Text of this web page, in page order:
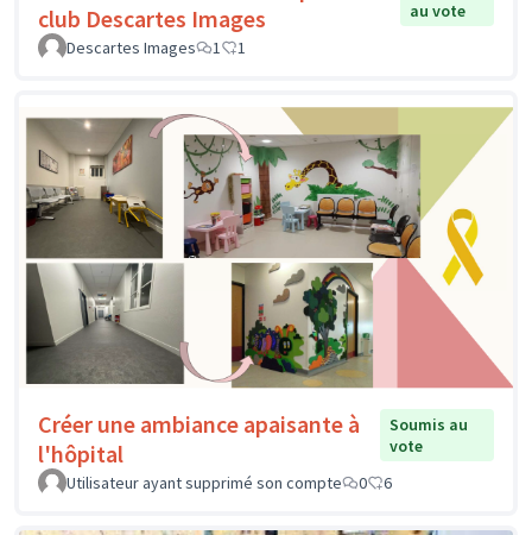
club Descartes Images
au vote
Descartes Images
1 1
Créer une ambiance apaisante à
l'hôpital
Soumis au
vote
Utilisateur ayant supprimé son compte
0 6